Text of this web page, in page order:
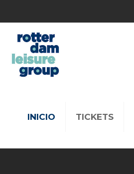
INICIO TICKETS